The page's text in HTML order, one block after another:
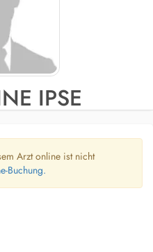
IPSE
Arzt online ist nicht
Buchung.